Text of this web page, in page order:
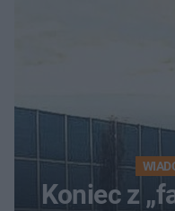
Koniec z